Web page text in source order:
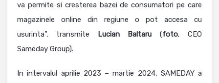
va permite si cresterea bazei de consumatori pe care
magazinele online din regiune o pot accesa cu
usurinta”, transmite Lucian Baltaru (foto, CEO
Sameday Group).
In intervalul aprilie 2023 – martie 2024, SAMEDAY a